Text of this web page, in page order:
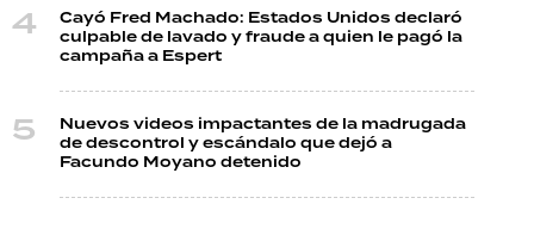
Cayó Fred Machado: Estados Unidos declaró
culpable de lavado y fraude a quien le pagó la
campaña a Espert
Nuevos videos impactantes de la madrugada
de descontrol y escándalo que dejó a
Facundo Moyano detenido